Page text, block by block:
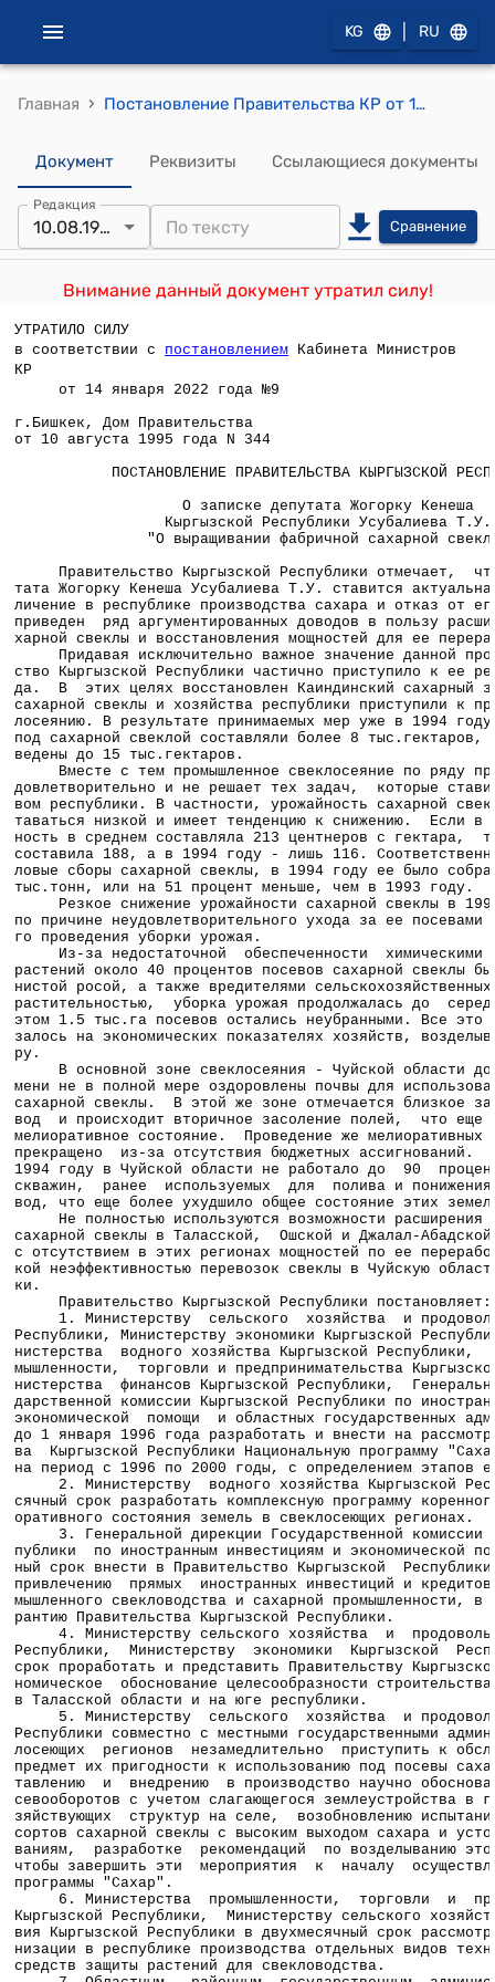
KG RU
Главная › Постановление Правительства КР от 10 августа 1995 года N 344 "О записке депутата Жогорку Кенеша Кыргызской Республики Усубалиева Т.У. "О выращивании фабричной сахарной свеклы"
Документ Реквизиты Ссылающиеся документы
Редакция
10.08.1995 Сравнение
Внимание данный документ утратил силу!